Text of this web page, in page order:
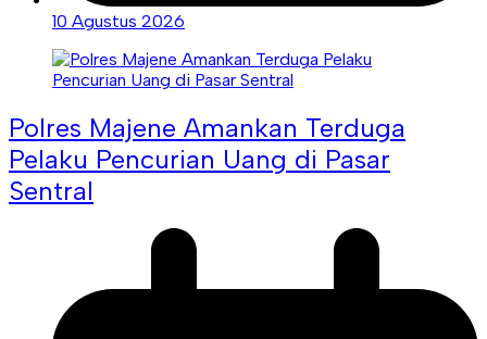
10 Agustus 2026
Polres Majene Amankan Terduga
Pelaku Pencurian Uang di Pasar
Sentral